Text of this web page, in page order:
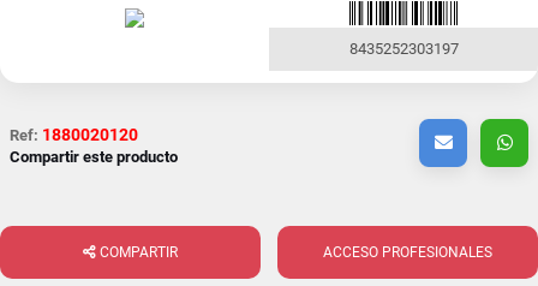
8435252303197
Ref: 1880020120
Compartir este producto
COMPARTIR ACCESO PROFESIONALES